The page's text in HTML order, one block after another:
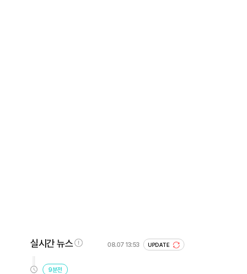
실시간 뉴스 08.07 13:53 UPDATE
9분전